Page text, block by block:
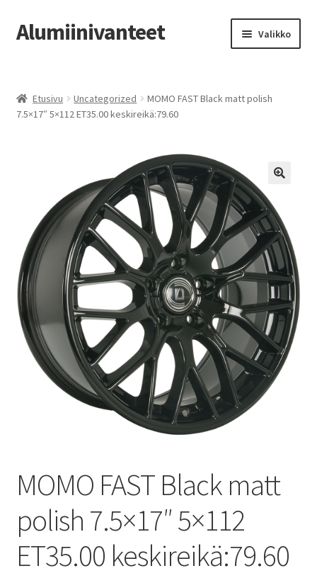
Siirry
navigointiin
Siirry
sisältöön
Alumiinivanteet Valikko
Kauppa
Vanteiden osto-opas
Auton renkaat
Yhteystiedot
Etusivu Uncategorized
MOMO FAST Black matt polish
7.5×17″ 5×112 ET35.00 keskireikä:79.60
MOMO FAST Black matt
polish 7.5×17″ 5×112
ET35.00 keskireikä:79.60